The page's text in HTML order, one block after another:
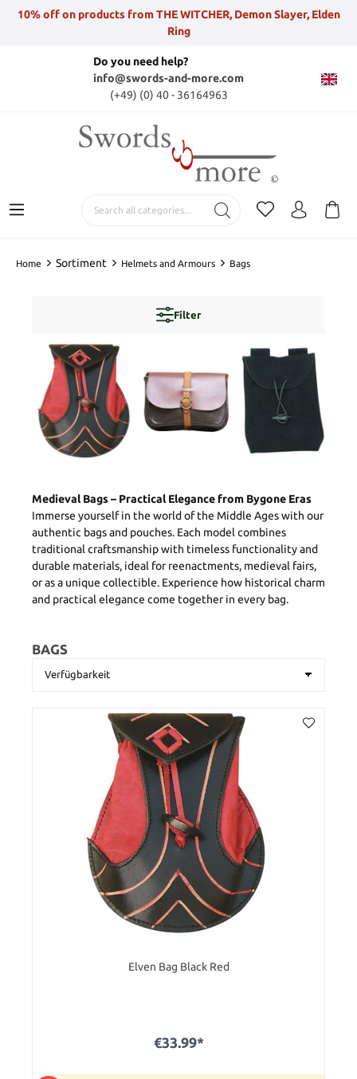
10% off on products from THE WITCHER, Demon Slayer, Elden
Ring
Do you need help?
info@swords-and-more.com
(+49) (0) 40 - 36164963
Home Sortiment Helmets and Armours Bags
Filter
Medieval Bags – Practical Elegance from Bygone Eras
Immerse yourself in the world of the Middle Ages with our
authentic bags and pouches. Each model combines
traditional craftsmanship with timeless functionality and
durable materials, ideal for reenactments, medieval fairs,
or as a unique collectible. Experience how historical charm
and practical elegance come together in every bag.
BAGS
Elven Bag Black Red
€33.99*